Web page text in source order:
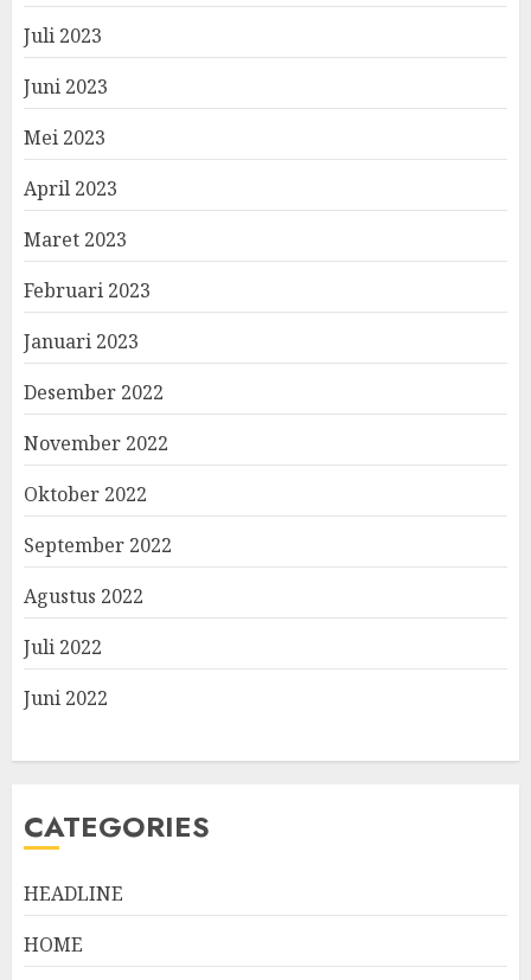
Juli 2023
Juni 2023
Mei 2023
April 2023
Maret 2023
Februari 2023
Januari 2023
Desember 2022
November 2022
Oktober 2022
September 2022
Agustus 2022
Juli 2022
Juni 2022
CATEGORIES
HEADLINE
HOME